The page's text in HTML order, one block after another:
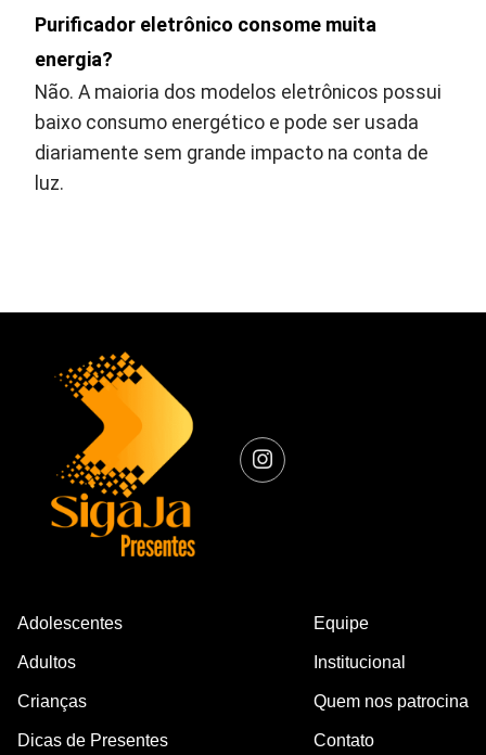
Purificador eletrônico consome muita
energia?
Não. A maioria dos modelos eletrônicos possui
baixo consumo energético e pode ser usada
diariamente sem grande impacto na conta de
luz.
Adolescentes
Adultos
Crianças
Dicas de Presentes
Equipe
Institucional
Quem nos patrocina
Contato